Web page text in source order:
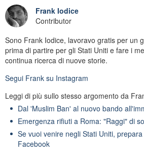
Frank Iodice
Contributor
Sono Frank Iodice, lavoravo gratis per un
prima di partire per gli Stati Uniti e fare i
continua ricerca di nuove storie.
Segui Frank su Instagram
Leggi di più sullo stesso argomento da
Dal 'Muslim Ban' al nuovo bando
Emergenza rifiuti a Roma: "Raggi" di
Se vuoi venire negli Stati Uniti,
Facebook